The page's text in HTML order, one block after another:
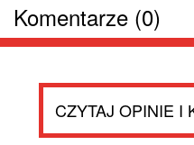
Komentarze (0)
CZYTAJ OPINIE I